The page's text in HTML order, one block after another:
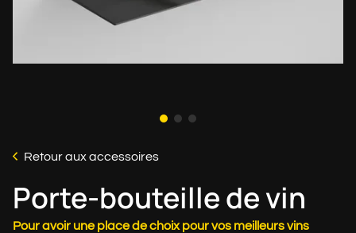
Retour aux accessoires
Porte-bouteille de vin
Pour avoir une place de choix pour vos meilleurs vins